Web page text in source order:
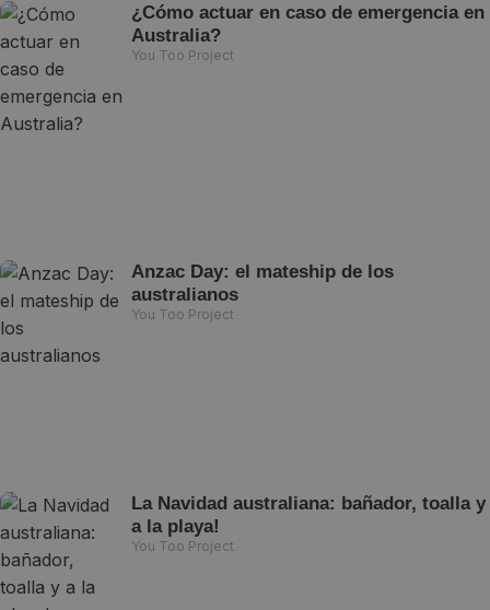
¿Cómo actuar en caso de emergencia en
Australia?
You Too Project
Anzac Day: el mateship de los
australianos
You Too Project
La Navidad australiana: bañador, toalla y
a la playa!
You Too Project